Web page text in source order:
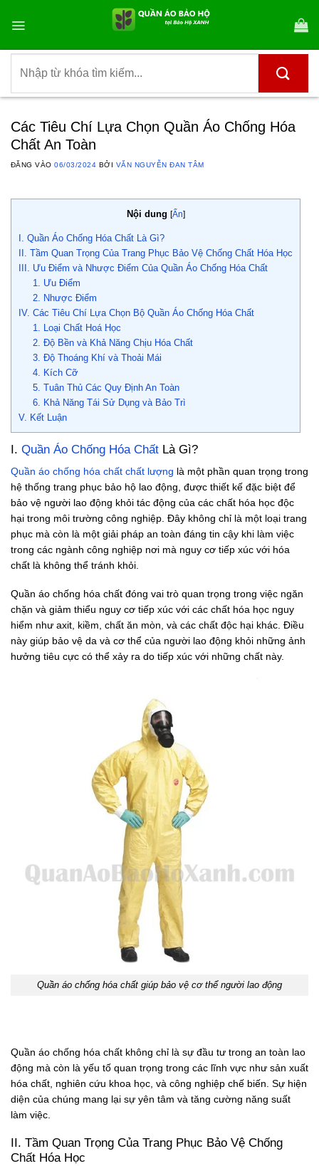
qua
dung
kiếm:
Các Tiêu Chí Lựa Chọn Quần Áo Chống Hóa
Chất An Toàn
ĐĂNG VÀO06/03/2024 BỞI VĂN NGUYỄN ĐAN TÂM
Nội dung [Ẩn]
I. Quần Áo Chống Hóa Chất Là Gì?
II. Tầm Quan Trọng Của Trang Phục Bảo Vệ Chống Chất Hóa Học
III. Ưu Điểm và Nhược Điểm Của Quần Áo Chống Hóa Chất
1. Ưu Điểm
2. Nhược Điểm
IV. Các Tiêu Chí Lựa Chọn Bộ Quần Áo Chống Hóa Chất
1. Loại Chất Hoá Học
2. Độ Bền và Khả Năng Chịu Hóa Chất
3. Độ Thoáng Khí và Thoải Mái
4. Kích Cỡ
5. Tuân Thủ Các Quy Định An Toàn
6. Khả Năng Tái Sử Dụng và Bảo Trì
V. Kết Luận
I. Quần Áo Chống Hóa Chất Là Gì?
Quần áo chống hóa chất chất lượng là một phần quan trọng trong
hệ thống trang phục bảo hộ lao động, được thiết kế đặc biệt để
bảo vệ người lao động khỏi tác động của các chất hóa học độc
hại trong môi trường công nghiệp. Đây không chỉ là một loại trang
phục mà còn là một giải pháp an toàn đáng tin cậy khi làm việc
trong các ngành công nghiệp nơi mà nguy cơ tiếp xúc với hóa
chất là không thể tránh khỏi.
Quần áo chống hóa chất đóng vai trò quan trọng trong việc ngăn
chặn và giảm thiểu nguy cơ tiếp xúc với các chất hóa học nguy
hiểm như axit, kiềm, chất ăn mòn, và các chất độc hại khác. Điều
này giúp bảo vệ da và cơ thể của người lao động khỏi những ảnh
hưởng tiêu cực có thể xảy ra do tiếp xúc với những chất này.
Quần áo chống hóa chất giúp bảo vệ cơ thể người lao động
Quần áo chống hóa chất không chỉ là sự đầu tư trong an toàn lao
động mà còn là yếu tố quan trọng trong các lĩnh vực như sản xuất
hóa chất, nghiên cứu khoa học, và công nghiệp chế biến. Sự hiện
diện của chúng mang lại sự yên tâm và tăng cường năng suất
làm việc.
II. Tầm Quan Trọng Của Trang Phục Bảo Vệ Chống
Chất Hóa Học